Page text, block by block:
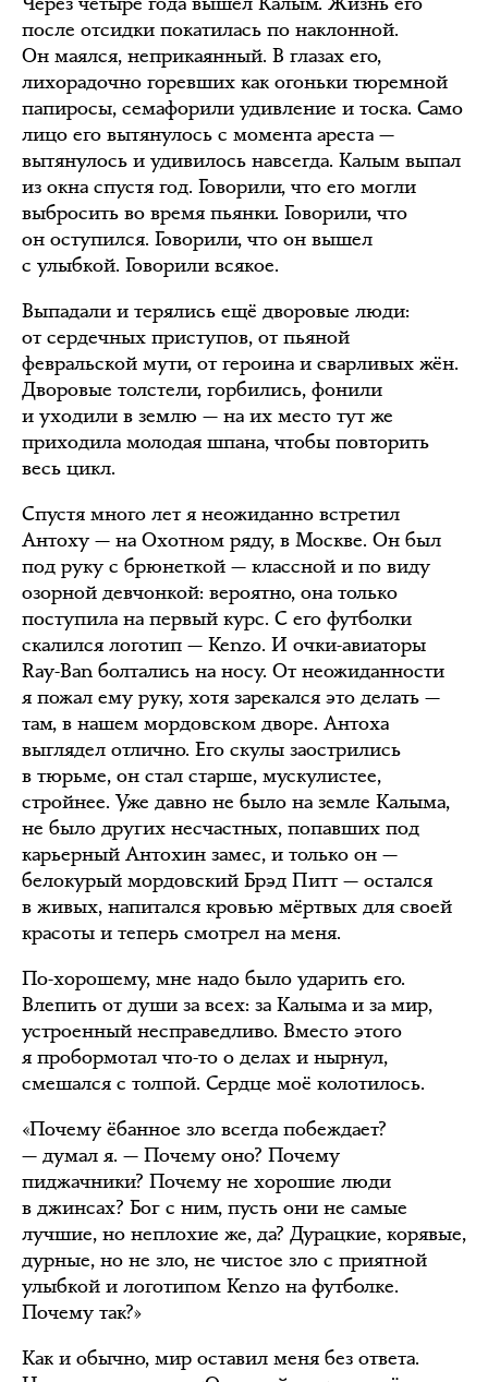
после отсидки покатилась по наклонной.
Он маялся, неприкаянный. В глазах его,
лихорадочно горевших как огоньки тюремной
папиросы, семафорили удивление и тоска. Само
лицо его вытянулось с момента ареста —
вытянулось и удивилось навсегда. Калым выпал
из окна спустя год. Говорили, что его могли
выбросить во время пьянки. Говорили, что
он оступился. Говорили, что он вышел
с улыбкой. Говорили всякое.
Выпадали и терялись ещё дворовые люди:
от сердечных приступов, от пьяной
февральской мути, от героина и сварливых жён.
Дворовые толстели, горбились, фонили
и уходили в землю — на их место тут же
приходила молодая шпана, чтобы повторить
весь цикл.
Спустя много лет я неожиданно встретил
Антоху — на Охотном ряду, в Москве. Он был
под руку с брюнеткой — классной и по виду
озорной девчонкой: вероятно, она только
поступила на первый курс. С его футболки
скалился логотип — Kenzo. И очки-авиаторы
Ray-Ban болтались на носу. От неожиданности
я пожал ему руку, хотя зарекался это делать —
там, в нашем мордовском дворе. Антоха
выглядел отлично. Его скулы заострились
в тюрьме, он стал старше, мускулистее,
стройнее. Уже давно не было на земле Калыма,
не было других несчастных, попавших под
карьерный Антохин замес, и только он —
белокурый мордовский Брэд Питт — остался
в живых, напитался кровью мёртвых для своей
красоты и теперь смотрел на меня.
По-хорошему, мне надо было ударить его.
Влепить от души за всех: за Калыма и за мир,
устроенный несправедливо. Вместо этого
я пробормотал что-то о делах и нырнул,
смешался с толпой. Сердце моё колотилось.
«Почему ёбанное зло всегда побеждает?
— думал я. — Почему оно? Почему
пиджачники? Почему не хорошие люди
в джинсах? Бог с ним, пусть они не самые
лучшие, но неплохие же, да? Дурацкие, корявые,
дурные, но не зло, не чистое зло с приятной
улыбкой и логотипом Kenzo на футболке.
Почему так?»
Как и обычно, мир оставил меня без ответа.